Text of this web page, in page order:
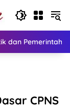
dan
CPNS